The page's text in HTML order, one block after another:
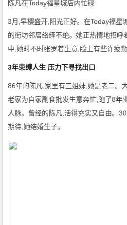
陈凡在Today福星城店内忙碌
3月,早樱盛开,阳光正好。在Today福星
的街坊邻居络绎不绝。她正热情地招呼
中,她时不时张罗着生意,脸上有些许疲
3年束缚人生 压力下寻找出口
86年的陈凡,家里有三姐妹,她是老二。
老家为自家副食批发生意奔忙,跑了8年
人脉。曾经的陈凡,活得充实又自由。
期待,她结婚生子。